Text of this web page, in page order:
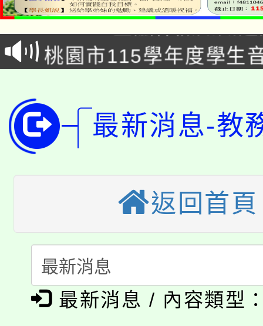
代理(課)教師甄選結果(
「2026金融保險知識
車」活動
桃園市115學年度學生
公告本校115學年度第
代理(課)教師甄選結果(
公告本校115學年度第
代理(課)教師甄選結果(
轉知中國文化大學推廣
程，歡迎學生輔導中心
心理、諮商輔導、社會
系所師生報名參加。
縣市「校園短影音徵
門員」簡章及活動海報
踴躍報名參加。
桃園市115學年度學生
展演活動實施計畫」
115年度「教育部表揚
義教育推展貢獻獎」
公告本校115學年度第
代理(課)教師甄選結果(
「2026金融保險知識
最新消息-教
返回首頁
最新消息 / 內容類型